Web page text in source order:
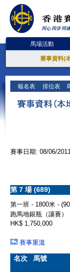
馬場活動
賽事資料(
報名表 排位表
賽事日期: 08/06/
第 7 場 (689)
第一班 - 1800米 -
跑馬地銀瓶（讓賽）
HK$ 1,750,000
賽事重溫
名次 馬號